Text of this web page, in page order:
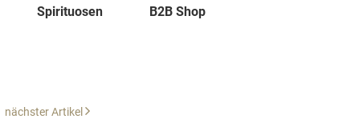
Spirituosen B2B Shop
nächster Artikel